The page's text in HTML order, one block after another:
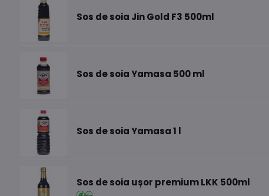
Sos de soia Jin Gold F3 500ml
Sos de soia Yamasa 500 ml
Sos de soia Yamasa 1 l
Sos de soia ușor premium LKK 500ml